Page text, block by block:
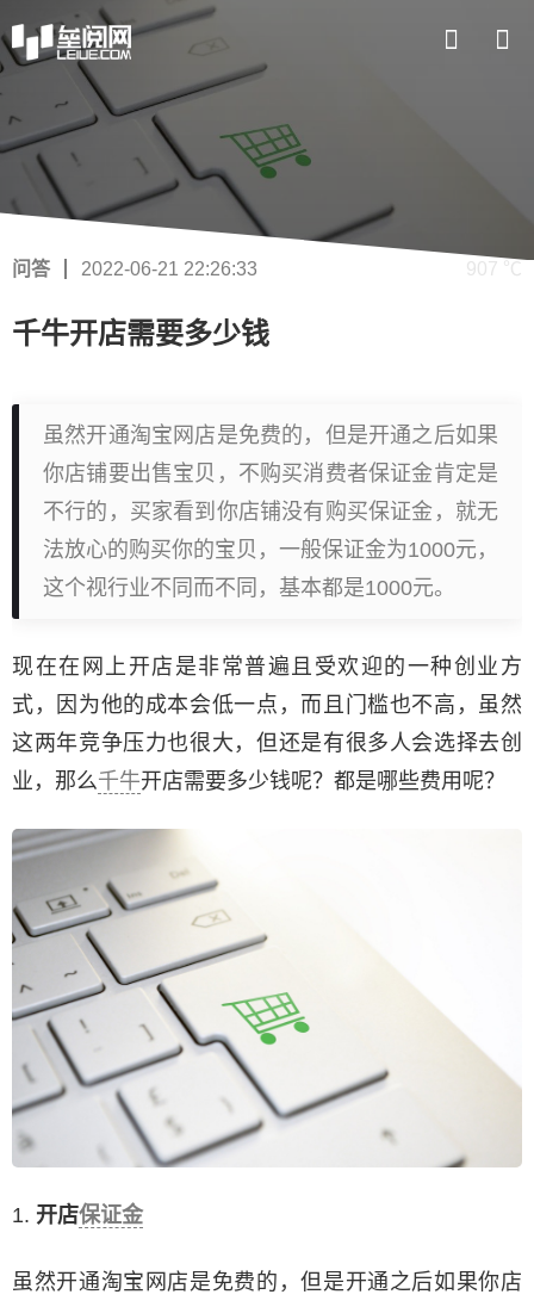
问答 2022-06-21 22:26:33 907 ℃
千牛开店需要多少钱
虽然开通淘宝网店是免费的，但是开通之后如果
你店铺要出售宝贝，不购买消费者保证金肯定是
不行的，买家看到你店铺没有购买保证金，就无
法放心的购买你的宝贝，一般保证金为1000元，
这个视行业不同而不同，基本都是1000元。
现在在网上开店是非常普遍且受欢迎的一种创业方
式，因为他的成本会低一点，而且门槛也不高，虽然
这两年竞争压力也很大，但还是有很多人会选择去创
业，那么千牛开店需要多少钱呢？都是哪些费用呢？
1. 开店保证金
虽然开通淘宝网店是免费的，但是开通之后如果你店